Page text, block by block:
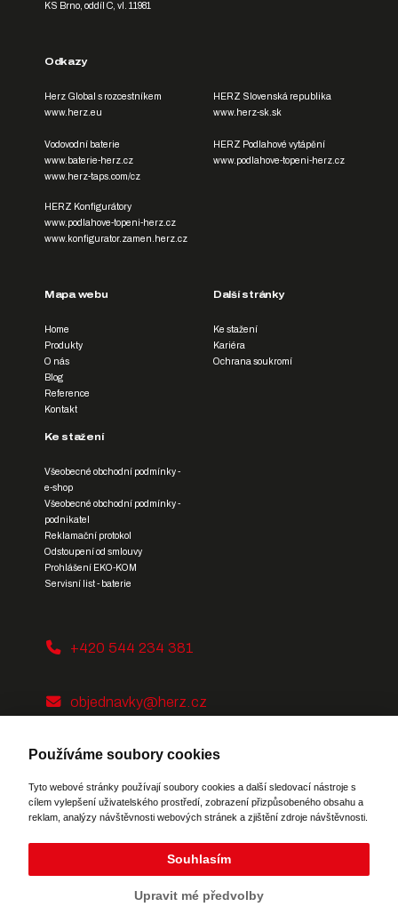
Používáme soubory cookies
Tyto webové stránky používají soubory cookies a další sledovací nástroje s
cílem vylepšení uživatelského prostředí, zobrazení přizpůsobeného obsahu a
reklam, analýzy návštěvnosti webových stránek a zjištění zdroje návštěvnosti.
Souhlasím
Upravit mé předvolby
KS Brno, oddíl C, vl. 11981
Odkazy
Herz Global s rozcestníkem
www.herz.eu
Vodovodní baterie
www.baterie-herz.cz
www.herz-taps.com/cz
HERZ Slovenská republika
www.herz-sk.sk
HERZ Podlahové vytápění
www.podlahove-topeni-herz.cz
HERZ Konfigurátory
www.podlahove-topeni-herz.cz
www.konfigurator.zamen.herz.cz
Mapa webu
Home
Produkty
O nás
Blog
Reference
Kontakt
Další stránky
Ke stažení
Kariéra
Ochrana soukromí
Ke stažení
Všeobecné obchodní podmínky -
e-shop
Všeobecné obchodní podmínky -
podnikatel
Reklamační protokol
Odstoupení od smlouvy
Prohlášení EKO-KOM
Servisní list - baterie
+420 544 234 381
objednavky@herz.cz
digitální agentura 321